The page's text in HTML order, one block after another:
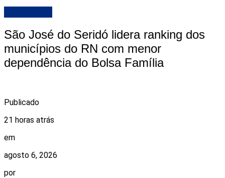
São José do Seridó lidera ranking dos
municípios do RN com menor
dependência do Bolsa Família
Publicado
21 horas atrás
em
agosto 6, 2026
por